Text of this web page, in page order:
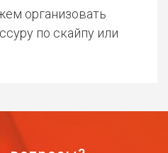
организовать
по скайпу или